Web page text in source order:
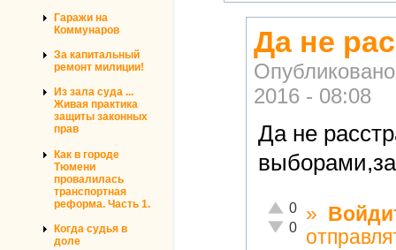
Гаражи на
Коммунаров
За капитальный
ремонт милиции!
Из зала суда ...
Живая практика
защиты законных
прав
Как в городе
Тюмени
провалилась
транспортная
реформа. Часть 1.
Когда судья в
доле
Да не
2016 - 08:08
Да не
Отлично!
0
Неадекватно!
0
»